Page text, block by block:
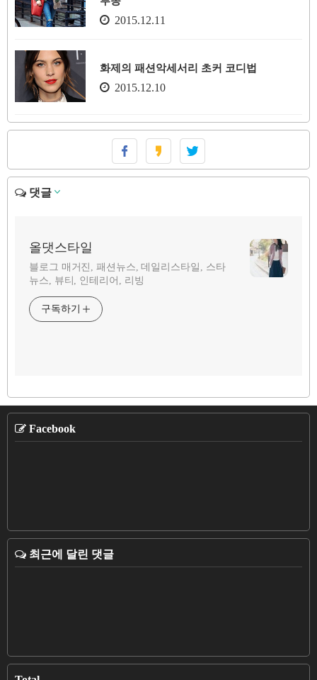
2015.12.11
화제의 패션악세서리 초커 코디법
2015.12.10
댓글
올댓스타일
블로그 매거진, 패션뉴스, 데일리스타일, 스타
뉴스, 뷰티, 인테리어, 리빙
구독하기
Facebook
최근에 달린 댓글